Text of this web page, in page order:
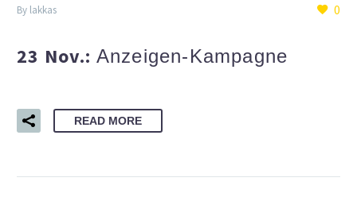
0
By lakkas
23 Nov.: Anzeigen-Kampagne
READ MORE